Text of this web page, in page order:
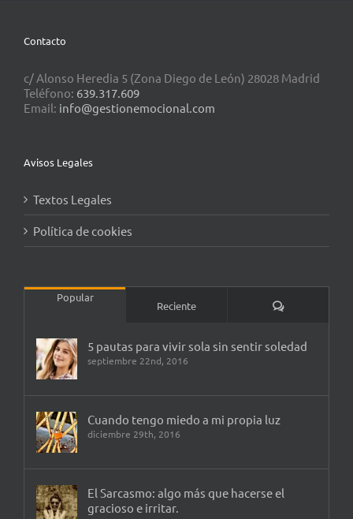
Contacto
c/ Alonso Heredia 5 (Zona Diego de León) 28028 Madrid
Teléfono: 639.317.609
Email: info@gestionemocional.com
Avisos Legales
Textos Legales
Política de cookies
Popular
Reciente Comentarios
5 pautas para vivir sola sin sentir soledad
septiembre 22nd, 2016
Cuando tengo miedo a mi propia luz
diciembre 29th, 2016
El Sarcasmo: algo más que hacerse el
gracioso e irritar.